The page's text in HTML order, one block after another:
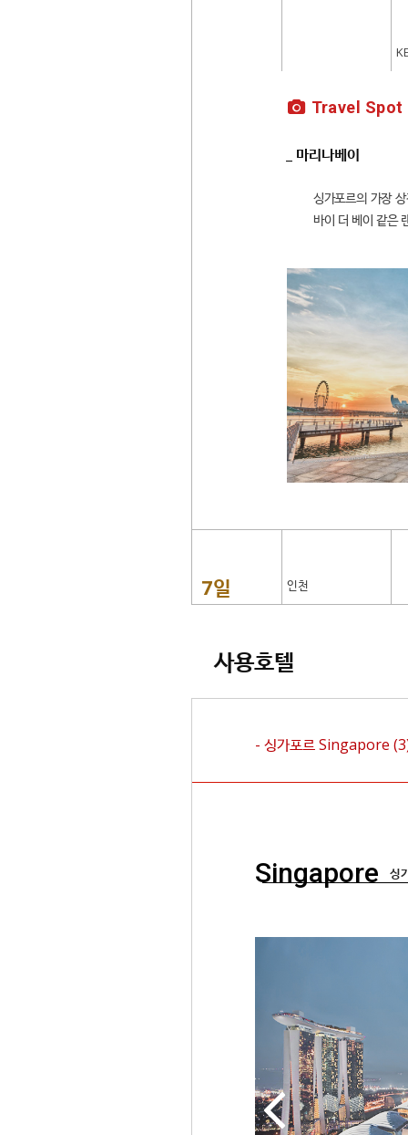
Travel Spot
_ 마리나베이
싱가포르의 가장
바이 더 베이 같은
7일 인천
사용호텔
- 싱가포르Singapore
Singapore 싱